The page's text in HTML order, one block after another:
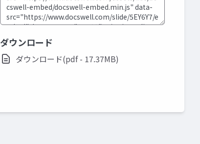
ダウンロード
ダウンロード(pdf - 17.37MB)